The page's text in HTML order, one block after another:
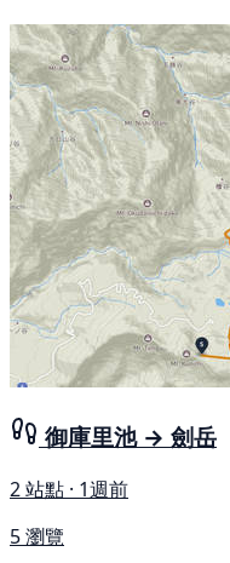
御庫里池 → 劍岳
2 站點 · 1週前
5 瀏覽